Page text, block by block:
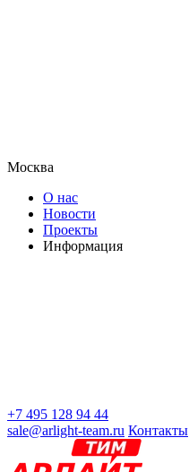
Москва
О нас
Новости
Проекты
Информация
+7 495 128 94 44
sale@arlight-team.ru Контакты